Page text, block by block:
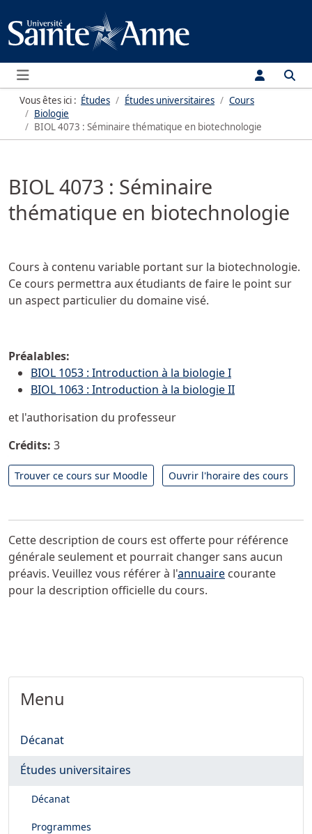
Menu
Vous êtes ici : Études Études universitaires
Cours
Biologie
BIOL 4073 : Séminaire thématique en biotechnologie
BIOL 4073 : Séminaire
thématique en biotechnologie
Cours à contenu variable portant sur la biotechnologie.
Ce cours permettra aux étudiants de faire le point sur
un aspect particulier du domaine visé.
Préalables:
BIOL 1053 : Introduction à la biologie I
BIOL 1063 : Introduction à la biologie II
et l'authorisation du professeur
Crédits: 3
Trouver ce cours sur Moodle Ouvrir l'horaire des cours
Cette description de cours est offerte pour référence
générale seulement et pourrait changer sans aucun
préavis. Veuillez vous référer à l'annuaire courante
pour la description officielle du cours.
Menu
Décanat
Études universitaires
Décanat
Programmes